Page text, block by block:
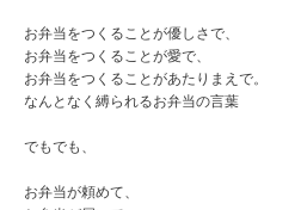
お弁当をつくることが優しさで、
お弁当をつくることが愛で、
お弁当をつくることがあたりまえで。
なんとなく縛られるお弁当の言葉
でもでも、
お弁当が頼めて、